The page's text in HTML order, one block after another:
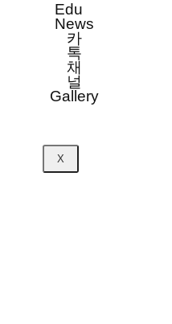
Edu
News
카
톡
채
널
Gallery
X